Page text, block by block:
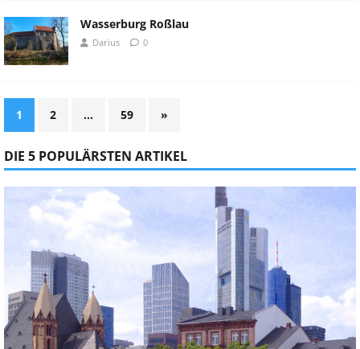
Wasserburg Roßlau
Darius 0
1 2 … 59 »
DIE 5 POPULÄRSTEN ARTIKEL